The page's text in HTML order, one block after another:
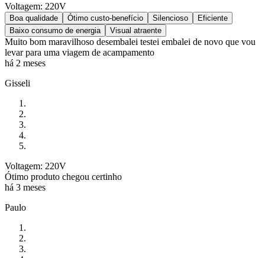
Voltagem: 220V
Boa qualidade Ótimo custo-benefício Silencioso
Eficiente
Baixo consumo de energia
Visual atraente
Muito bom maravilhoso desembalei testei embalei de novo que vou
levar para uma viagem de acampamento
há 2 meses
Gisseli
Voltagem: 220V
Ótimo produto chegou certinho
há 3 meses
Paulo